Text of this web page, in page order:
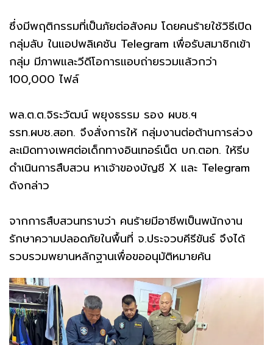
ซึ่งมีพฤติกรรมที่เป็นภัยต่อสังคม โดยคนร้ายใช้วิธีเปิด
กลุ่มลับ ในแอปพลิเคชัน Telegram เพื่อรับสมาชิกเข้า
กลุ่ม มีภาพและวีดีโอการแอบถ่ายรวมแล้วกว่า
100,000 ไฟล์
พล.ต.ต.จิระวัฒน์ พยุงธรรม รอง ผบช.ฯ
รรท.ผบช.สอท. จึงสั่งการให้ กลุ่มงานต่อต้านการล่วง
ละเมิดทางเพศต่อเด็กทางอินเทอร์เน็ต บก.ตอท. ให้รีบ
ดำเนินการสืบสวน หาเจ้าของบัญชี X และ Telegram
ดังกล่าว
จากการสืบสวนทราบว่า คนร้ายมีอาชีพเป็นพนักงาน
รักษาความปลอดภัยในพื้นที่ จ.ประจวบคีรีขันธ์ จึงได้
รวบรวมพยานหลักฐานเพื่อขออนุมัติหมายค้น